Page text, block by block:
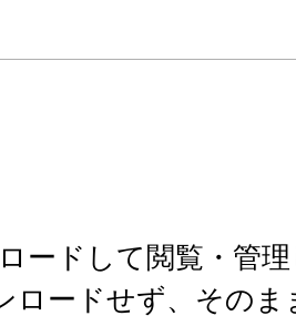
ードして閲覧・管理
ロードせず、そのま